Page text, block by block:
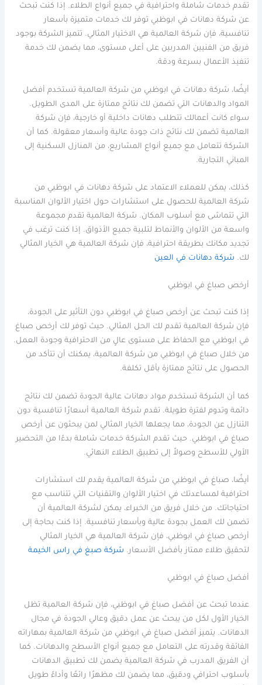
تقدم خدمات شاملة واحترافية في جميع أنواع الطلاء. إذا كنت تبحث
عن شركة دهانات في ابوظبي توفر لك خدمات متميزة بأسعار
تنافسية، فإن شركة العالمية هي الاختيار المثالي. تتميز الشركة بوجود
فريق من الفنيين المدربين على أعلى مستوى، مما يضمن لك خدمة
تنفيذ الأعمال بسرعة ودقة.
أيضًا، شركة دهانات في ابوظبي من شركة العالمية تستخدم أفضل
المواد والدهانات التي تضمن لك نتائج ممتازة على المدى الطويل.
سواء كانت أعمالك تتطلب دهانات داخلية أو خارجية، فإن شركة
العالمية تضمن لك نتائج ذات جودة عالية وأسعار معقولة. كما أن
الشركة تتعامل مع جميع أنواع المشاريع، من المنازل السكنية إلى
المباني التجارية.
كذلك، يمكن للعملاء الاعتماد على شركة دهانات في ابوظبي من
شركة العالمية للحصول على استشارات حول اختيار الألوان المناسبة
التي تتماشى مع أسلوب المكان. شركة العالمية تقدم مجموعة
واسعة من الألوان والأنماط لتلبية جميع الأذواق. إذا كنت ترغب في
تجديد مكانك بطريقة احترافية، فإن شركة العالمية هي الخيار المثالي
لك. شركة دهانات في العين
أرخص صباغ في ابوظبي
إذا كنت تبحث عن أرخص صباغ في ابوظبي دون التأثير على الجودة،
فإن شركة العالمية تقدم لك الحل المثالي. حيث توفر لك أرخص صباغ
في ابوظبي مع الحفاظ على مستوى عالٍ من الاحترافية وجودة العمل.
من خلال صباغ في ابوظبي من شركة العالمية، يمكنك أن تتأكد من
الحصول على نتائج ممتازة بأقل تكلفة.
كما أن الشركة تستخدم مواد دهانات عالية الجودة تضمن لك نتائج
دائمة وتدوم لفترة طويلة. تقدم شركة العالمية أسعارًا تنافسية دون
التنازل عن الجودة، مما يجعلها الخيار المثالي لمن يبحثون عن أرخص
صباغ في ابوظبي. حيث تقدم الشركة خدمات شاملة بدءًا من التحضير
الأولي للأسطح وصولاً إلى تطبيق الطلاء النهائي.
أيضًا، صباغ في ابوظبي من شركة العالمية يقدم لك استشارات
احترافية لمساعدتك في اختيار الألوان والتقنيات التي تتناسب مع
احتياجاتك. من خلال فريق من الخبراء، يمكن لشركة العالمية أن
تضمن لك العمل بجودة عالية وبأسعار تنافسية. إذا كنت بحاجة إلى
أرخص صباغ في ابوظبي، فإن شركة العالمية هي الخيار المثالي
لتحقيق طلاء ممتاز بأفضل الأسعار. شركة صبغ في راس الخيمة
أفضل صباغ في ابوظبي
عندما تبحث عن أفضل صباغ في ابوظبي، فإن شركة العالمية تظل
الخيار الأول لكل من يبحث عن عمل دقيق وعالي الجودة في مجال
الدهانات. يتميز أفضل صباغ في ابوظبي من شركة العالمية بمهاراته
الفائقة وقدرته على التعامل مع جميع أنواع الأسطح والدهانات. كما
أن الفريق المدرب في شركة العالمية يضمن لك تطبيق الدهانات
بأسلوب احترافي ودقيق، مما يضمن لك مظهرًا رائعًا وأداءً طويل